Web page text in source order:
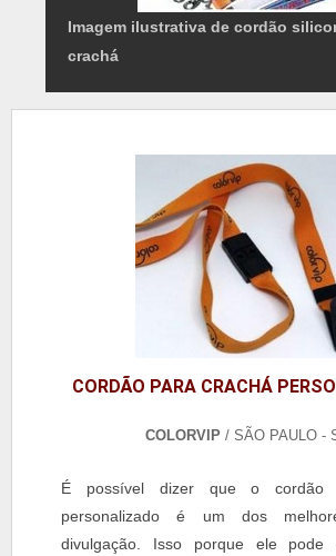
Imagem ilustrativa de cordão
crachá
CORDÃO PARA CRACHÁ
COLORVIP / SÃO PAULO -
É possível dizer que o cordão
personalizado é um dos
divulgação. Isso porque ele pode